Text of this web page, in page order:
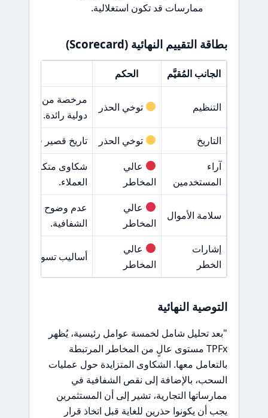
ممارسات قد تكون استغلالية.
بطاقة التقييم النهائية (Scorecard)
الجانب المُقيَّم الحكم
التنظيم توخي الحذر
دولية رائدة.
التاريخ
توخي الحذر
تاريخ قصير في السوق
آراء
المستخدمين
عالي
المخاطر
شكاوى متكررة حول
العملاء.
سلامة الأموال
عالي
المخاطر
عدم وضوح في
الشفافية.
إشارات
الخطر
عالي
المخاطر
أساليب تسويقية
التوصية النهائية
"بعد تحليل شامل لخمسة عوامل رئيسية، يُظهر
TPFx مستوى عالٍ من المخاطر المرتبطة
بالتعامل معها. الشكاوى المتزايدة حول عمليات
السحب، بالإضافة إلى نقص الشفافية في
ممارساتها التجارية، تشير إلى أن المستثمرين
يجب أن يكونوا حذرين للغاية قبل اتخاذ قرار